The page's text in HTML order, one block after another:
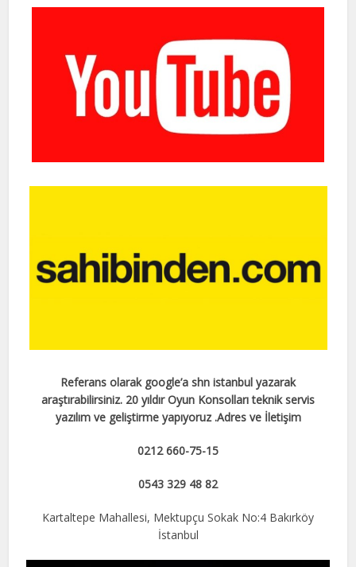
Referans olarak google’a shn istanbul yazarak
araştırabilirsiniz. 20 yıldır Oyun Konsolları teknik servis
yazılım ve geliştirme yapıyoruz .Adres ve İletişim
0212 660-75-15
0543 329 48 82
Kartaltepe Mahallesi, Mektupçu Sokak No:4 Bakırköy
İstanbul